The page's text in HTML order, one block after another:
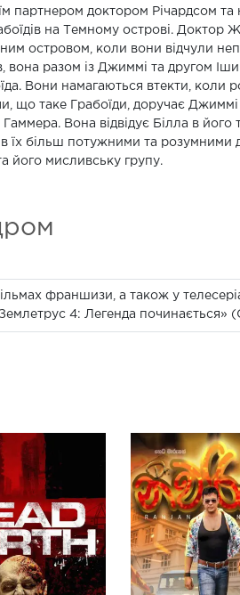
партнером доктором Річардсом
на Темному острові.
островом, коли вони відчули
вона разом із Джиммі та другом
Вони намагаються втекти,
що таке Грабоїди, доручає Джиммі
Гаммера. Вона відвідує Білла в його
їх більш потужними та розумними
його мисливську групу.
франшизи, а також у
4: Легенда починається»